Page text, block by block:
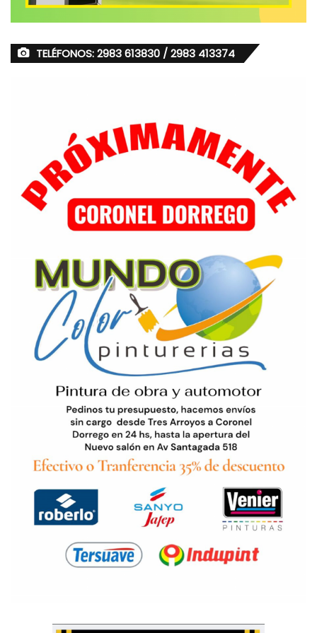
TELÉFONOS: 2983 613830 / 2983 413374